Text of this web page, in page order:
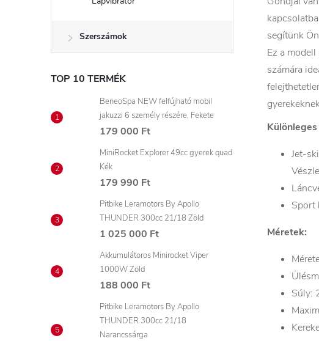
Szerszámok
TOP 10 TERMÉK
BeneoSpa NEW felfújható mobil
jakuzzi 6 személy részére, Fekete
179 000 Ft
MiniRocket Explorer 49cc gyerek quad
Kék
179 990 Ft
Pitbike Leramotors By Apollo
THUNDER 300cc 21/18 Zöld
1 025 000 Ft
Akkumulátoros Minirocket Viper
1000W Zöld
188 000 Ft
Pitbike Leramotors By Apollo
THUNDER 300cc 21/18
Narancssárga
segítünk
Ez a
számára
Jet-
Sport
Méretek:
Súly: